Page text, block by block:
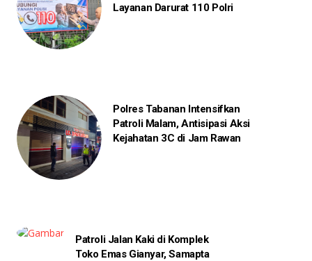
Layanan Darurat 110 Polri
Polres Tabanan Intensifkan
Patroli Malam, Antisipasi Aksi
Kejahatan 3C di Jam Rawan
Patroli Jalan Kaki di Komplek
Toko Emas Gianyar, Samapta